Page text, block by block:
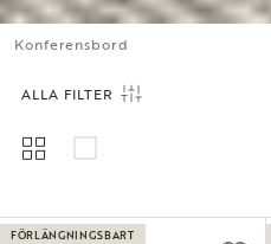
Konferensbord
ALLA FILTER
FÖRLÄNGNINGSBART